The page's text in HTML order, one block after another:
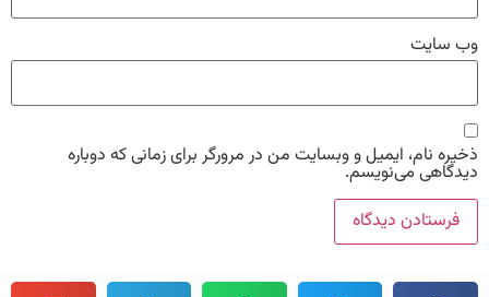
وب‌ سایت
ذخیره نام، ایمیل و وبسایت من در مرورگر برای زمانی که دوباره
دیدگاهی می‌نویسم.